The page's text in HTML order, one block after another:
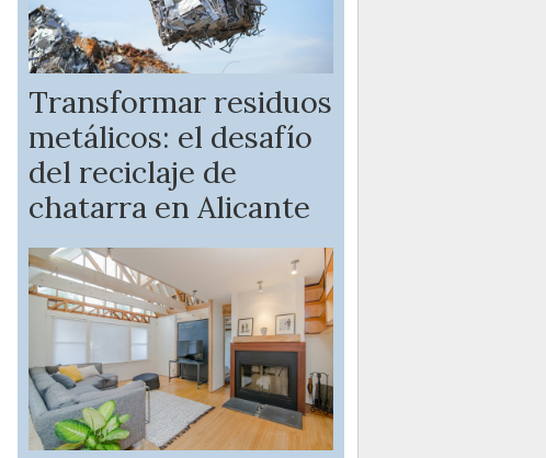
Transformar residuos
metálicos: el desafío
del reciclaje de
chatarra en Alicante